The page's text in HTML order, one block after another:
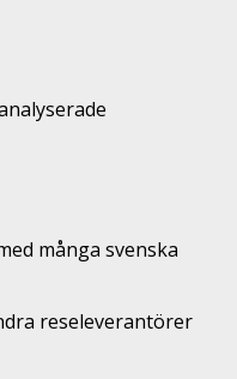
många svenska
reseleverantörer